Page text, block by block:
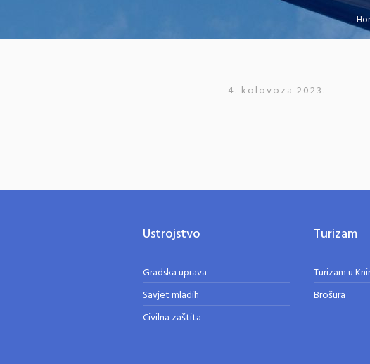
4. kolovoza 2023.
Ustrojstvo
Gradska uprava
Savjet mladih
Civilna zaštita
Turizam
Turizam u
Brošura